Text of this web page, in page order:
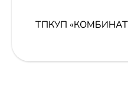
ТПКУП